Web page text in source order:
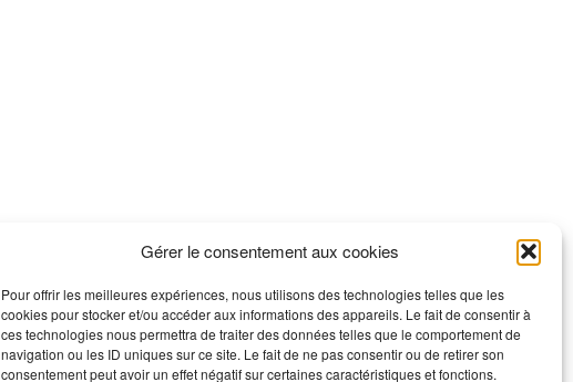
Gérer le consentement aux cookies
Pour offrir les meilleures expériences, nous utilisons des technologies telles que les
cookies pour stocker et/ou accéder aux informations des appareils. Le fait de consentir à
ces technologies nous permettra de traiter des données telles que le comportement de
navigation ou les ID uniques sur ce site. Le fait de ne pas consentir ou de retirer son
consentement peut avoir un effet négatif sur certaines caractéristiques et fonctions.